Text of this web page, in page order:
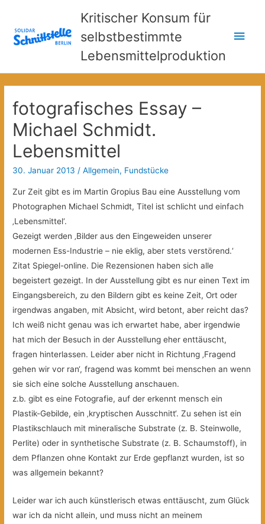
Kritischer Konsum für
selbstbestimmte
Lebensmittelproduktion
fotografisches Essay –
Michael Schmidt.
Lebensmittel
30. Januar 2013 /Allgemein, Fundstücke
Zur Zeit gibt es im Martin Gropius Bau eine Ausstellung vom
Photographen Michael Schmidt, Titel ist schlicht und einfach
‚Lebensmittel‘.
Gezeigt werden ‚Bilder aus den Eingeweiden unserer
modernen Ess-Industrie– nie eklig, aber stets verstörend.‘
Zitat Spiegel-online. Die Rezensionen haben sich alle
begeistert gezeigt. In der Ausstellung gibt es nur einen Text im
Eingangsbereich, zu den Bildern gibt es keine Zeit, Ort oder
irgendwas angaben, mit Absicht, wird betont, aber reicht das?
Ich weiß nicht genau was ich erwartet habe, aber irgendwie
hat mich der Besuch in der Ausstellung eher enttäuscht,
fragen hinterlassen. Leider aber nicht in Richtung ‚Fragend
gehen wir vor ran‘, fragend was kommt bei menschen an wenn
sie sich eine solche Ausstellung anschauen.
z.b. gibt es eine Fotografie, auf der erkennt mensch ein
Plastik-Gebilde, ein ‚kryptischen Ausschnitt‘. Zu sehen ist ein
Plastikschlauch mit mineralische Substrate (z. B. Steinwolle,
Perlite) oder in synthetische Substrate (z. B. Schaumstoff), in
dem Pflanzen ohne Kontakt zur Erde gepflanzt wurden, ist so
was allgemein bekannt?
Leider war ich auch künstlerisch etwas enttäuscht, zum Glück
war ich da nicht allein, und muss nicht an meinem